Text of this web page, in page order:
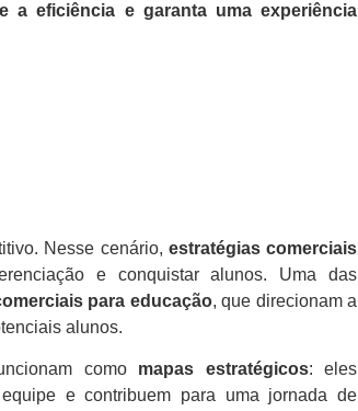
a eficiência e garanta uma experiência
Nesse cenário, estratégias comerciais
e conquistar alunos. Uma das
para educação, que direcionam a
alunos.
como mapas estratégicos: eles
e contribuem para uma jornada de